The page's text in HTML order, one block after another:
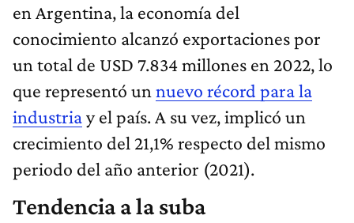
en Argentina, la economía del
conocimiento alcanzó exportaciones por
un total de USD 7.834 millones en 2022, lo
que representó un nuevo récord para la
industriay el país. A su vez, implicó un
crecimiento del 21,1% respecto del mismo
periodo del año anterior (2021).
Tendencia a la suba